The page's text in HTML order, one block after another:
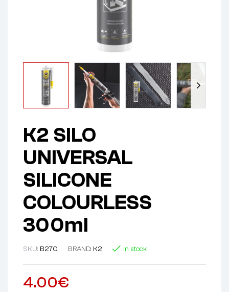
K2 SILO
UNIVERSAL
SILICONE
COLOURLESS
300ml
SKU: B270 BRAND: K2 In stock
4.00€